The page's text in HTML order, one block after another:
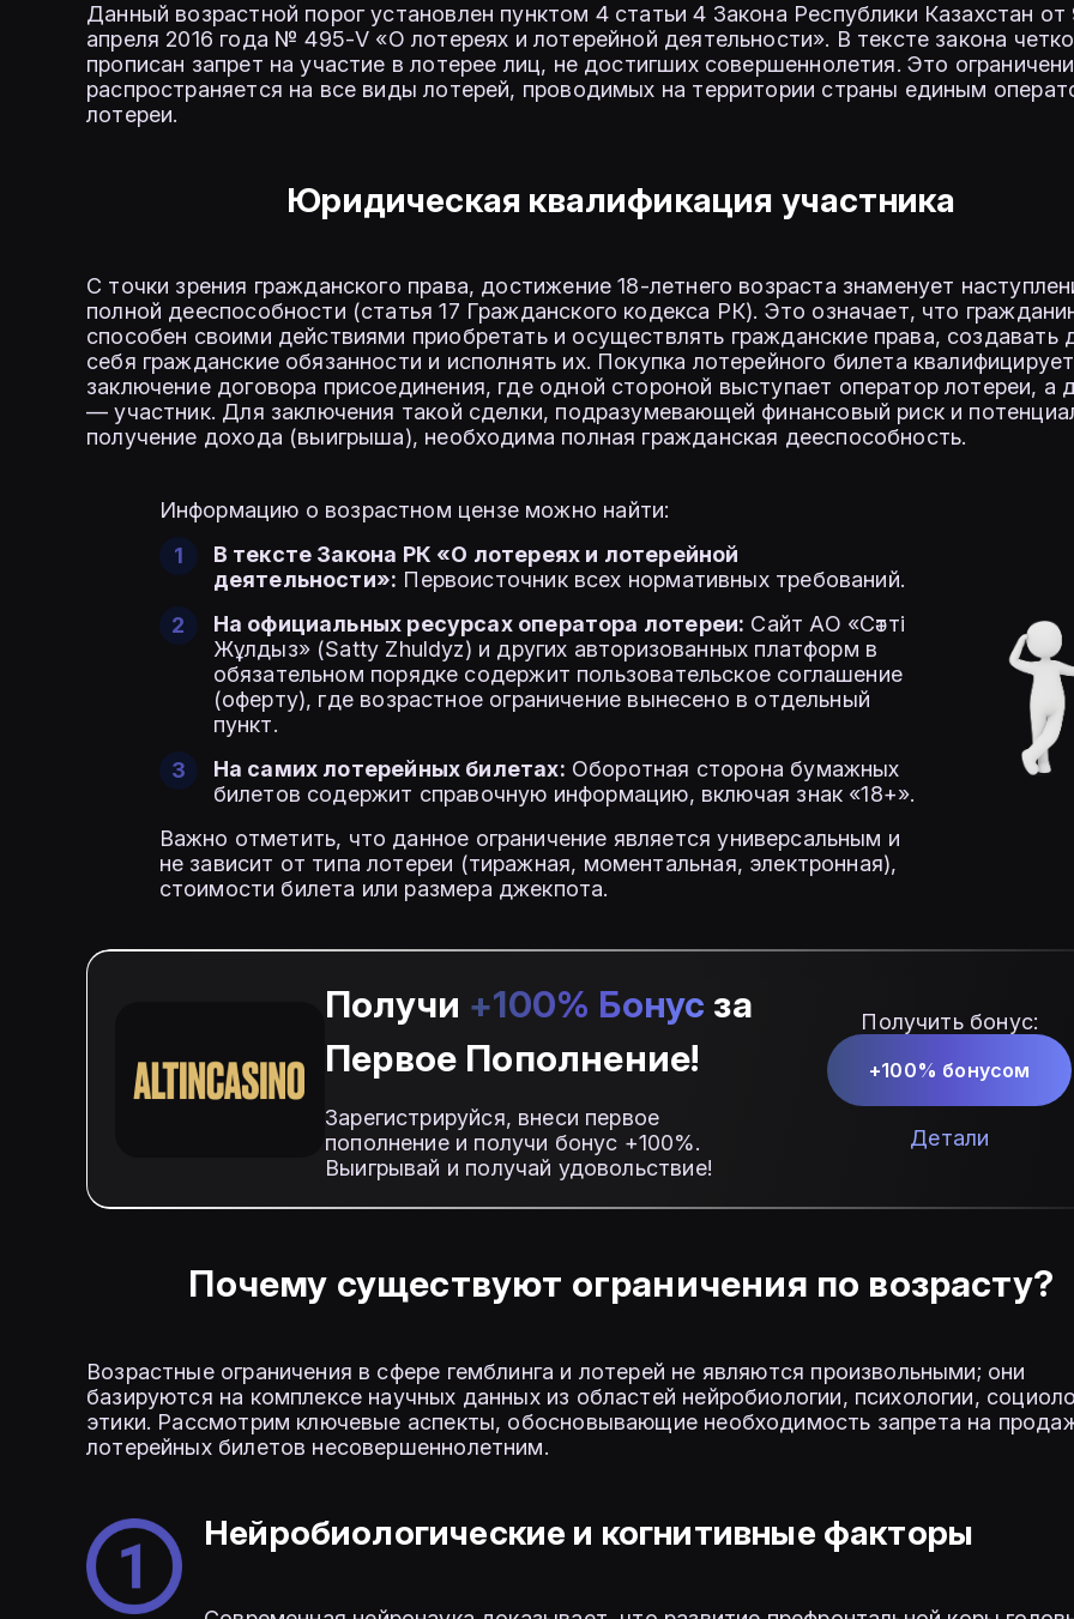
Данный возрастной порог установлен пунктом 4 статьи 4 Закона Республики Казахстан от
апреля 2016 года № 495-V «О лотереях и лотерейной деятельности». В тексте закона четко
прописан запрет на участие в лотерее лиц, не достигших совершеннолетия. Это
распространяется на все виды лотерей, проводимых на территории страны единым
лотереи.
Юридическая квалификация участника
С точки зрения гражданского права, достижение 18-летнего возраста знаменует
полной дееспособности (статья 17 Гражданского кодекса РК). Это означает, что
способен своими действиями приобретать и осуществлять гражданские права, создавать
себя гражданские обязанности и исполнять их. Покупка лотерейного билета
заключение договора присоединения, где одной стороной выступает оператор лотереи, а
— участник. Для заключения такой сделки, подразумевающей финансовый риск и
получение дохода (выигрыша), необходима полная гражданская дееспособность.
Информацию о возрастном цензе можно найти:
В тексте Закона РК «О лотереях и лотерейной
деятельности»: Первоисточник всех нормативных требований.
На официальных ресурсах оператора лотереи: Сайт АО «Сәтті
Жұлдыз» (Satty Zhuldyz) и других авторизованных платформ в
обязательном порядке содержит пользовательское соглашение
(оферту), где возрастное ограничение вынесено в отдельный
пункт.
На самих лотерейных билетах: Оборотная сторона бумажных
билетов содержит справочную информацию, включая знак «18+».
Важно отметить, что данное ограничение является универсальным и
не зависит от типа лотереи (тиражная, моментальная, электронная),
стоимости билета или размера джекпота.
Получи +100% Бонус за
Первое Пополнение!
Зарегистрируйся, внеси первое
пополнение и получи бонус +100%.
Выигрывай и получай удовольствие!
Получить бонус:
+100% бонусом
Детали
Почему существуют ограничения по возрасту?
Возрастные ограничения в сфере гемблинга и лотерей не являются произвольными; они
базируются на комплексе научных данных из областей нейробиологии, психологии,
этики. Рассмотрим ключевые аспекты, обосновывающие необходимость запрета на
лотерейных билетов несовершеннолетним.
Нейробиологические и когнитивные факторы